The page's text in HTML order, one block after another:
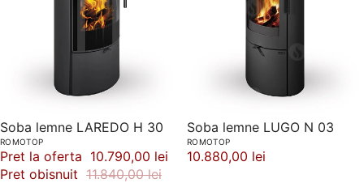
-9%
Soba lemne LAREDO H 30
ROMOTOP
Pret la oferta 10.790,00 lei
Pret obisnuit 11.840,00 lei
Soba lemne LUGO N 03
ROMOTOP
10.880,00 lei